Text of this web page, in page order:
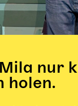
nur
holen.